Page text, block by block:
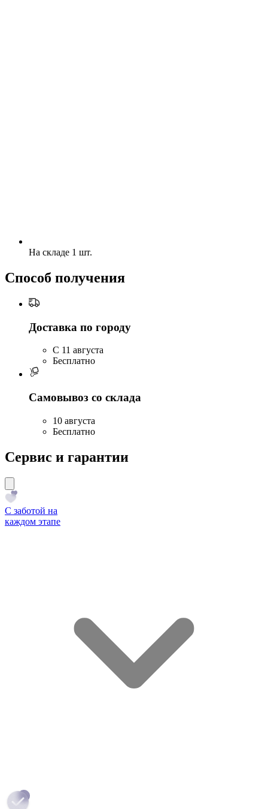
На складе 1 шт.
Способ получения
Доставка по городу
C 11 августа
Бесплатно
Самовывоз со склада
10 августа
Бесплатно
Сервис и гарантии
С заботой на
каждом этапе